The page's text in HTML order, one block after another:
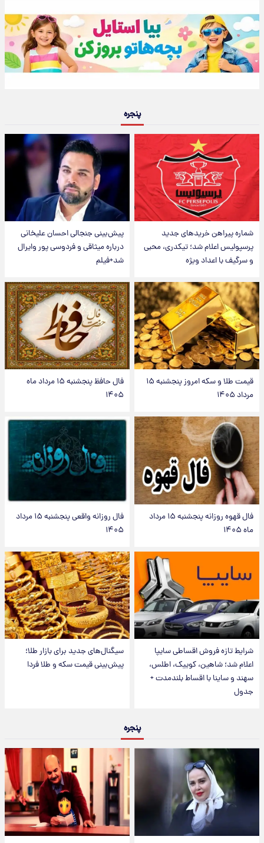
پنجره
شماره پیراهن خریدهای جدید
پرسپولیس اعلام شد؛ تیکدری، محبی
و سرگیف با اعداد ویژه
پیش‌بینی جنجالی احسان علیخانی
درباره میثاقی و فردوسی پور وایرال
شد+فیلم
قیمت طلا و سکه امروز پنجشنبه ۱۵
مرداد ۱۴۰۵
فال حافظ پنجشنبه ۱۵ مرداد ماه
۱۴۰۵
فال قهوه روزانه پنجشنبه ۱۵ مرداد
ماه ۱۴۰۵
فال روزانه واقعی پنجشنبه ۱۵ مرداد
۱۴۰۵
شرایط تازه فروش اقساطی سایپا
اعلام شد؛ شاهین، کوییک، اطلس،
سهند و ساینا با اقساط بلندمدت +
جدول
سیگنال‌های جدید برای بازار طلا؛
پیش‌بینی قیمت سکه و طلا فردا
پنجره